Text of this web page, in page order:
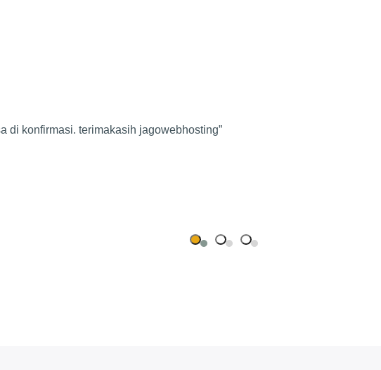
di konfirmasi. terimakasih jagowebhosting”